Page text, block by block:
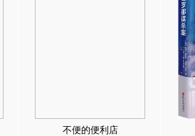
不便的便利店